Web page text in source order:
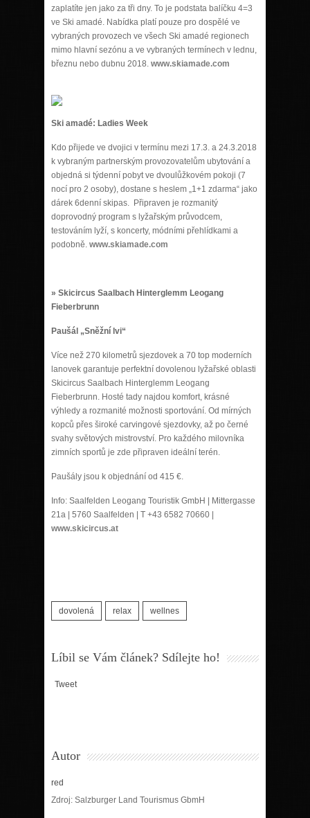
zaplatíte jen jako za tři dny. To je podstata balíčku 4=3
ve Ski amadé. Nabídka platí pouze pro dospělé ve
vybraných provozech ve všech Ski amadé regionech
mimo hlavní sezónu a ve vybraných termínech v lednu,
březnu nebo dubnu 2018. www.skiamade.com
Ski amadé: Ladies Week
Kdo přijede ve dvojici v termínu mezi 17.3. a 24.3.2018
k vybraným partnerským provozovatelům ubytování a
objedná si týdenní pobyt ve dvoulůžkovém pokoji (7
nocí pro 2 osoby), dostane s heslem „1+1 zdarma“ jako
dárek 6denní skipas. Připraven je rozmanitý
doprovodný program s lyžařským průvodcem,
testováním lyží, s koncerty, módními přehlídkami a
podobně. www.skiamade.com
» Skicircus Saalbach Hinterglemm Leogang
Fieberbrunn
Paušál „Sněžní lvi“
Více než 270 kilometrů sjezdovek a 70 top moderních
lanovek garantuje perfektní dovolenou lyžařské oblasti
Skicircus Saalbach Hinterglemm Leogang
Fieberbrunn. Hosté tady najdou komfort, krásné
výhledy a rozmanité možnosti sportování. Od mírných
kopců přes široké carvingové sjezdovky, až po černé
svahy světových mistrovství. Pro každého milovníka
zimních sportů je zde připraven ideální terén.
Paušály jsou k objednání od 415 €.
Info: Saalfelden Leogang Touristik GmbH | Mittergasse
21a | 5760 Saalfelden | T +43 6582 70660 |
www.skicircus.at
dovolená relax wellnes
Líbil se Vám článek? Sdílejte ho!
Tweet
Autor
red
Zdroj: Salzburger Land Tourismus GbmH